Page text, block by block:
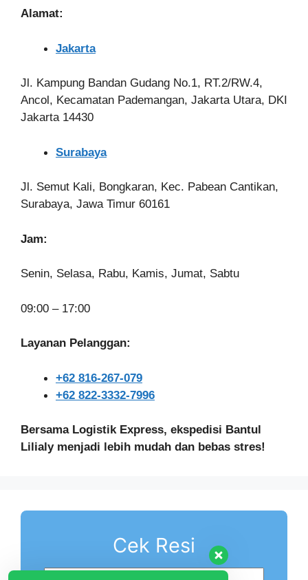
Alamat:
Jakarta
Jl. Kampung Bandan Gudang No.1, RT.2/RW.4,
Ancol, Kecamatan Pademangan, Jakarta Utara, DKI
Jakarta 14430
Surabaya
Jl. Semut Kali, Bongkaran, Kec. Pabean Cantikan,
Surabaya, Jawa Timur 60161
Jam:
Senin, Selasa, Rabu, Kamis, Jumat, Sabtu
09:00 – 17:00
Layanan Pelanggan:
+62 816-267-079
+62 822-3332-7996
Bersama Logistik Express, ekspedisi Bantul
Lilialy menjadi lebih mudah dan bebas stres!
Cek Resi